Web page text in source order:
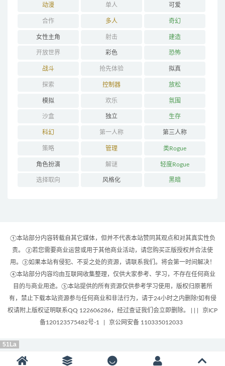
动漫 单人 可爱
合作 多人 奇幻
女性主角 射击 建造
开放世界 彩色 恐怖
战斗 抢先体验 拟真
探索 控制器 放松
模拟 欢乐 氛围
沙盒 独立 生存
科幻 第一人称 第三人称
策略 管理 类Rogue
角色扮演 解谜 轻度Rogue
选择取向 风格化 黑暗
①本站部分内容转载自其它媒体，但并不代表本站赞同其观点和对其真实性负
责。 ②若您需要商业运营或用于其他商业活动，请您购买正版授权并合法使
用。③如果本站有侵犯、不妥之处的资源，请联系我们。将会第一时间解决！
④本站部分内容均由互联网收集整理，仅供大家参考、学习，不存在任何商业
目的与商业用途。⑤本站提供的所有资源仅供参考学习使用，版权归原著所
有，禁止下载本站资源参与任何商业和非法行为，请于24小时之内删除!如有侵
权请附上版权证明联系QQ 122606286，经过查证我们会立即删除。 | |
京ICP
备120123575482号-1
京公网安备 110335012033
51La